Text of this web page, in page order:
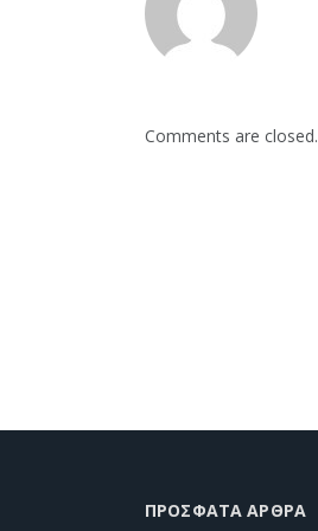
Comments are closed.
ΠΡΌΣΦΑΤΑ ΆΡΘΡΑ